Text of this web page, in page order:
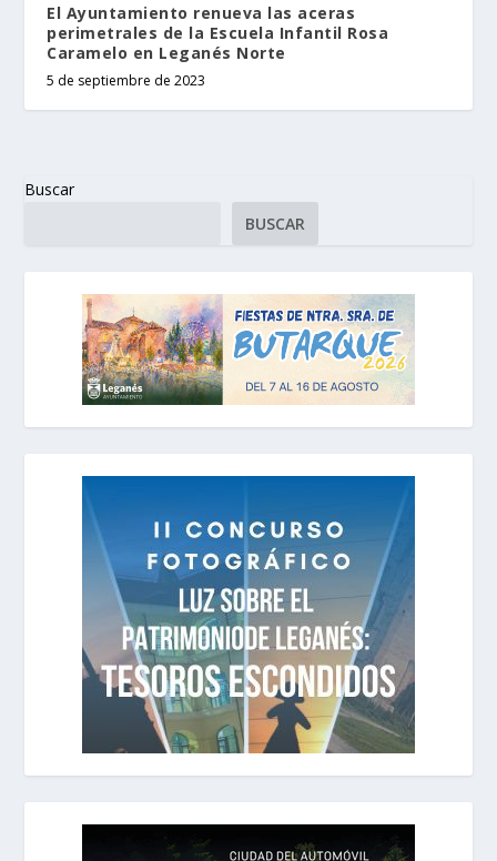
El Ayuntamiento renueva las aceras
perimetrales de la Escuela Infantil Rosa
Caramelo en Leganés Norte
5 de septiembre de 2023
Buscar
BUSCAR